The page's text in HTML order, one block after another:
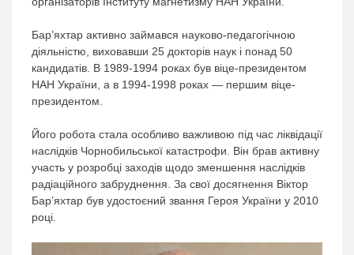
Бар’яхтар активно займався науково-педагогічною
діяльністю, виховавши 25 докторів наук і понад 50
кандидатів. В 1989-1994 роках був віце-президентом
НАН України, а в 1994-1998 роках — першим віце-
президентом.
Його робота стала особливо важливою під час ліквідації
наслідків Чорнобильської катастрофи. Він брав активну
участь у розробці заходів щодо зменшення наслідків
радіаційного забруднення. За свої досягнення Віктор
Бар’яхтар був удостоєний звання Героя України у 2010
році.